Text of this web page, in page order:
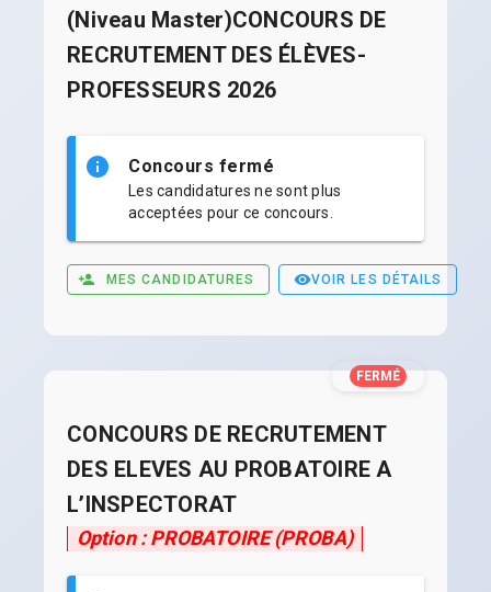
(Niveau Master)CONCOURS DE
RECRUTEMENT DES ÉLÈVES-
PROFESSEURS 2026
Concours fermé
Les candidatures ne sont plus
acceptées pour ce concours.
MES CANDIDATURES VOIR LES DÉTAILS
FERMÉ
CONCOURS DE RECRUTEMENT
DES ELEVES AU PROBATOIRE A
L’INSPECTORAT
Option : PROBATOIRE (PROBA)